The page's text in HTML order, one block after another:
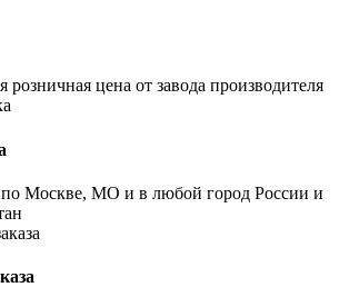
розничная цена от завода производителя
по Москве, МО и в любой город России и